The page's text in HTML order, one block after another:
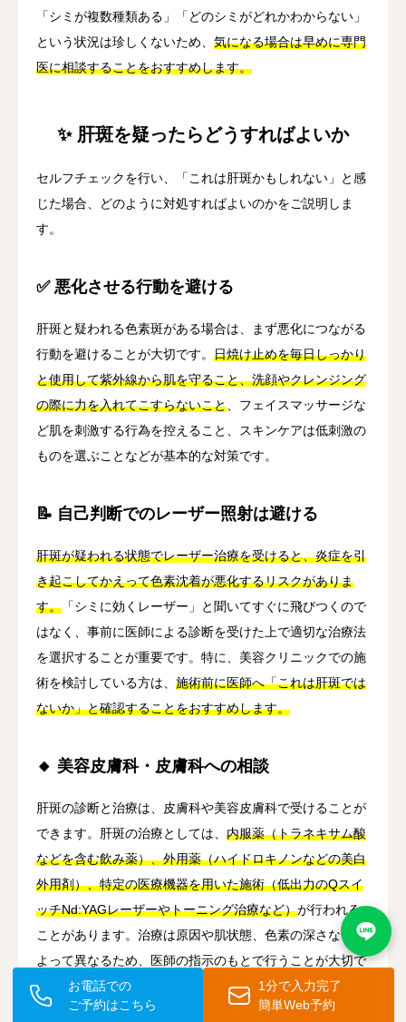
「シミが複数種類ある」「どのシミがどれかわからない」
という状況は珍しくないため、 気になる場合は早めに専門
医に相談することをおすすめします。
✨ 肝斑を疑ったらどうすればよいか
セルフチェックを行い、「これは肝斑かもしれない」と感
じた場合、どのように対処すればよいのかをご説明しま
す。
✅ 悪化させる行動を避ける
肝斑と疑われる色素斑がある場合は、まず悪化につながる
行動を避けることが大切です。 日焼け止めを毎日しっかり
と使用して紫外線から肌を守ること、洗顔やクレンジング
の際に力を入れてこすらないこと 、フェイスマッサージな
ど肌を刺激する行為を控えること、スキンケアは低刺激の
ものを選ぶことなどが基本的な対策です。
📝 自己判断でのレーザー照射は避ける
肝斑が疑われる状態でレーザー治療を受けると、炎症を引
き起こしてかえって色素沈着が悪化するリスクがありま
す。 「シミに効くレーザー」と聞いてすぐに飛びつくので
はなく、事前に医師による診断を受けた上で適切な治療法
を選択することが重要です。特に、美容クリニックでの施
術を検討している方は、 施術前に医師へ「これは肝斑では
ないか」と確認することをおすすめします。
🔸 美容皮膚科・皮膚科への相談
肝斑の診断と治療は、皮膚科や美容皮膚科で受けることが
できます。肝斑の治療としては、 内服薬（トラネキサム酸
などを含む飲み薬）、外用薬（ハイドロキノンなどの美白
外用剤）、特定の医療機器を用いた施術（低出力のQスイ
ッチNd:YAGレーザーやトーニング治療など）が行われる
ことがあります。治療は原因や肌状態、色素の深さなどに
よって異なるため、医師の指示のもとで行うことが大切で
す。
お電話での
ご予約はこちら
1分で入力完了
簡単Web予約